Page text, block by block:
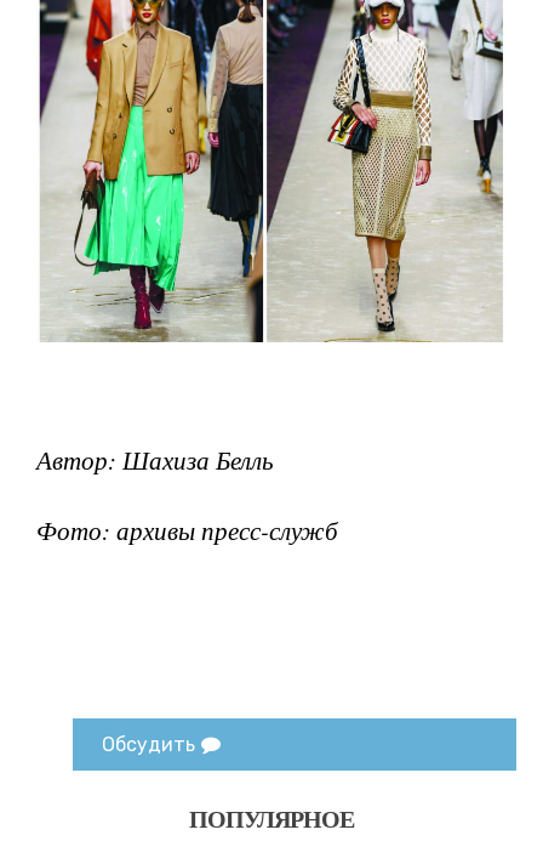
Автор: Шахиза Белль
Фото: архивы пресс-служб
Обсудить
ПОПУЛЯРНОЕ